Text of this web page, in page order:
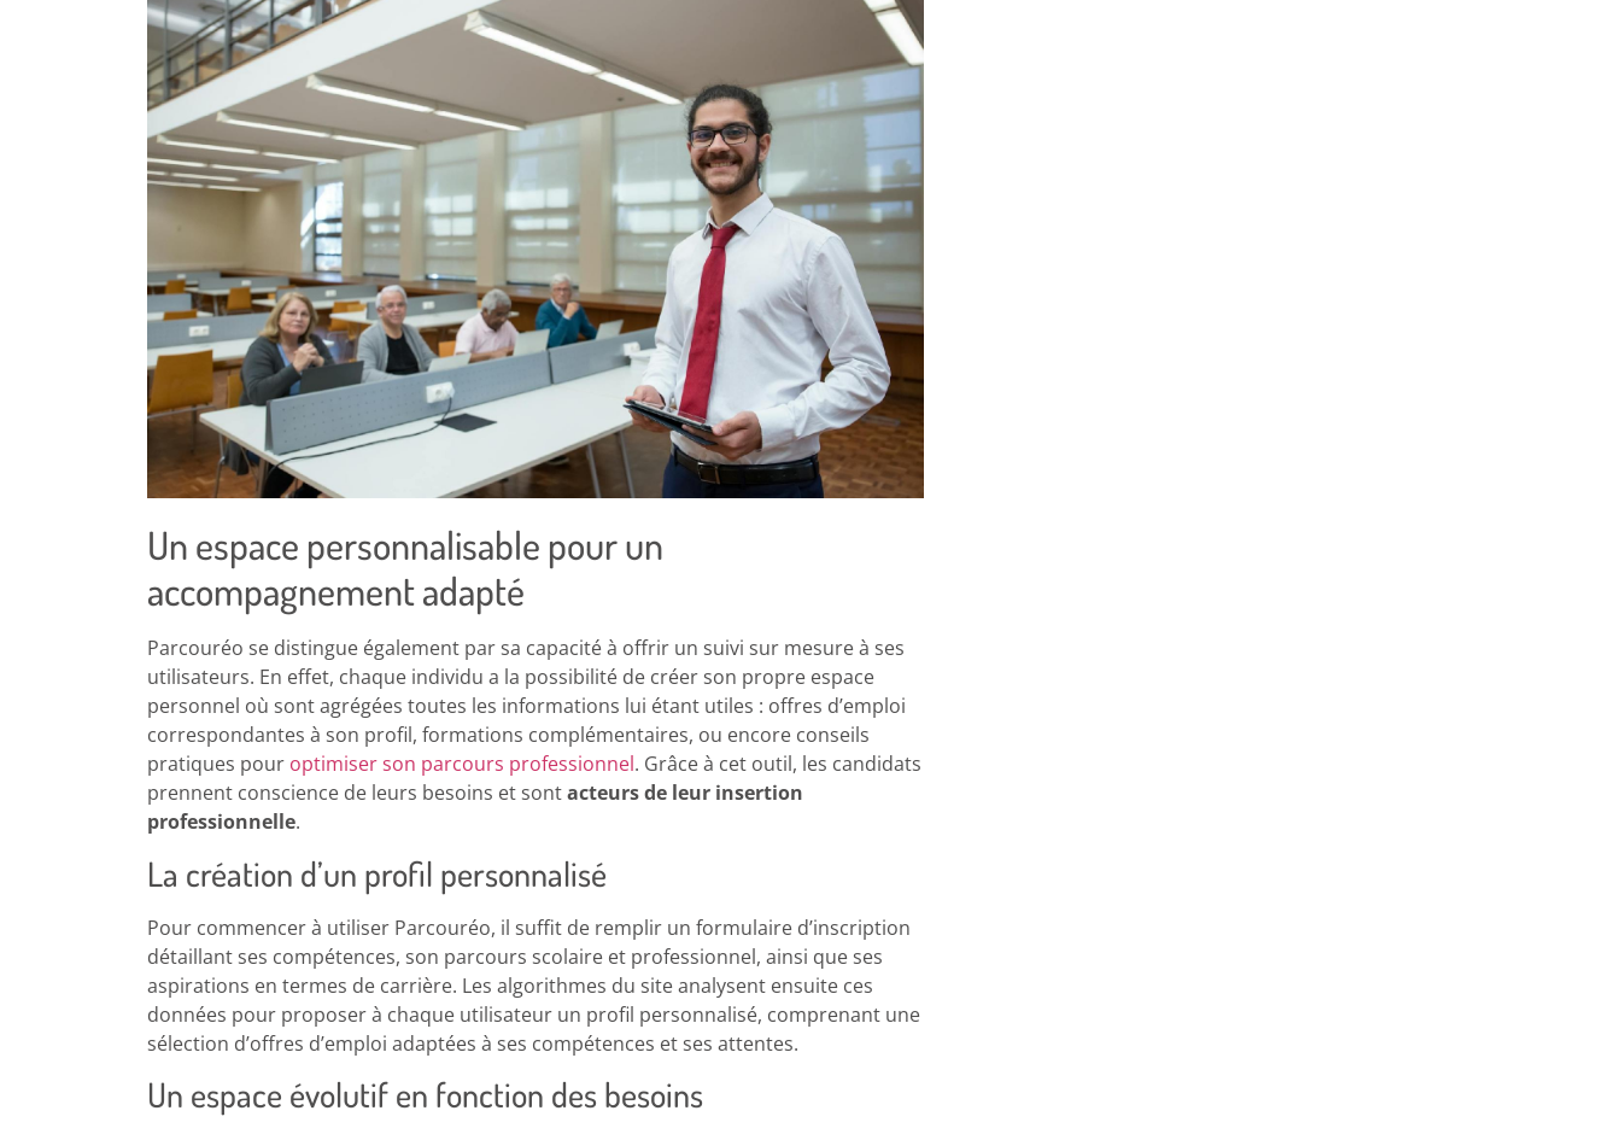
Un espace personnalisable pour un
accompagnement adapté
Parcouréo se distingue également par sa capacité à offrir un suivi sur mesure à ses
utilisateurs. En effet, chaque individu a la possibilité de créer son propre espace
personnel où sont agrégées toutes les informations lui étant utiles : offres d’emploi
correspondantes à son profil, formations complémentaires, ou encore conseils
pratiques pour optimiser son parcours professionnel. Grâce à cet outil, les candidats
prennent conscience de leurs besoins et sontacteurs de leur insertion
professionnelle.
La création d’un profil personnalisé
Pour commencer à utiliser Parcouréo, il suffit de remplir un formulaire d’inscription
détaillant ses compétences, son parcours scolaire et professionnel, ainsi que ses
aspirations en termes de carrière. Les algorithmes du site analysent ensuite ces
données pour proposer à chaque utilisateur un profil personnalisé, comprenant une
sélection d’offres d’emploi adaptées à ses compétences et ses attentes.
Un espace évolutif en fonction des besoins